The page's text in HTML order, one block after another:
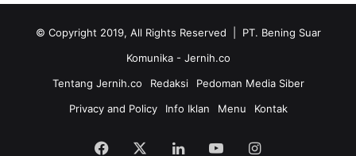
© Copyright 2019, All Rights Reserved | PT. Bening Suar
Komunika - Jernih.co
Tentang Jernih.co
Redaksi
Pedoman Media Siber
Privacy and Policy
Info Iklan Menu Kontak
Facebook LinkedInYouTubeInstagram